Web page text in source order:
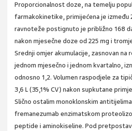
Proporcionalnost doze, na temelju
farmakokinetike, primijećena je između
ravnoteže postignuto je približno 168
nakon mjesečne doze od 225 mg i
Srednji omjer akumulacije, zasnovan na
jednom mjesečno i jednom kvartalno,
odnosno 1,2. Volumen raspodjele za
3,6 L (35,1% CV) nakon supkutane
Slično ostalim monoklonskim
fremanezumab enzimatskom
peptide i aminokiseline. Pod